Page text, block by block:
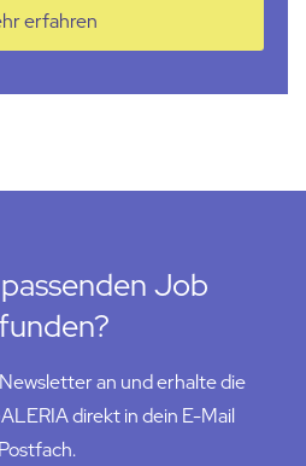
erfahren
Job
an und erhalte die
direkt in dein E-Mail
Postfach.